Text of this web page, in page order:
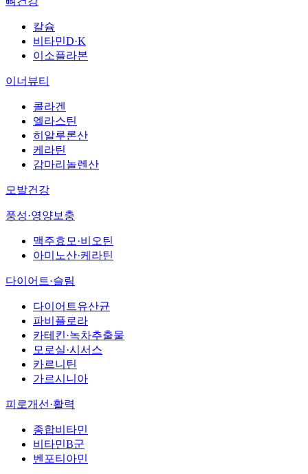
칼슘
비타민D·K
이소플라본
이너뷰티
콜라겐
엘라스틴
히알루론산
케라틴
감마리놀렌산
모발건강
풍성·영양보충
맥주효모·비오틴
아미노산·케라틴
다이어트·슬림
다이어트유산균
파비플로라
카테킨·녹차추출물
모로실·시서스
카르니틴
가르시니아
피로개선·활력
종합비타민
비타민B군
벤포티아민